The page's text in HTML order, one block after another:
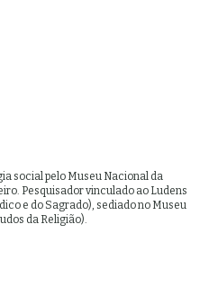
social pelo Museu Nacional da
Pesquisador vinculado ao Ludens
e do Sagrado), sediado no Museu
da Religião).